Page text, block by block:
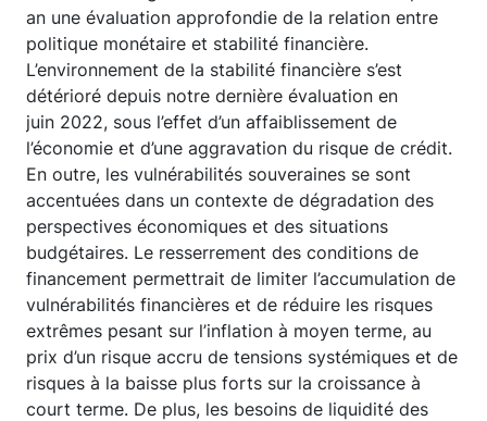
an une évaluation approfondie de la relation entre
politique monétaire et stabilité financière.
L’environnement de la stabilité financière s’est
détérioré depuis notre dernière évaluation en
juin 2022, sous l’effet d’un affaiblissement de
l’économie et d’une aggravation du risque de crédit.
En outre, les vulnérabilités souveraines se sont
accentuées dans un contexte de dégradation des
perspectives économiques et des situations
budgétaires. Le resserrement des conditions de
financement permettrait de limiter l’accumulation de
vulnérabilités financières et de réduire les risques
extrêmes pesant sur l’inflation à moyen terme, au
prix d’un risque accru de tensions systémiques et de
risques à la baisse plus forts sur la croissance à
court terme. De plus, les besoins de liquidité des